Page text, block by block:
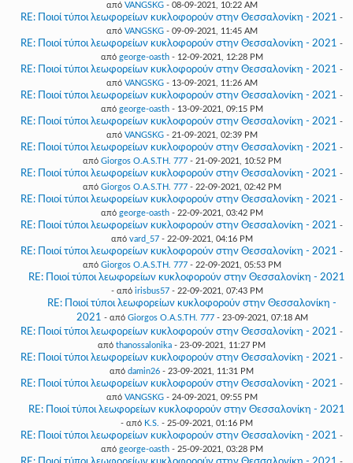
από VANGSKG- 08-09-2021, 10:22 AM
RE: Ποιοί τύποι λεωφορείων κυκλοφορούν στην Θεσσαλονίκη - 2021 -
από VANGSKG- 09-09-2021, 11:45 AM
RE: Ποιοί τύποι λεωφορείων κυκλοφορούν στην Θεσσαλονίκη - 2021 -
από george-oasth- 12-09-2021, 12:28 PM
RE: Ποιοί τύποι λεωφορείων κυκλοφορούν στην Θεσσαλονίκη - 2021 -
από VANGSKG- 13-09-2021, 11:26 AM
RE: Ποιοί τύποι λεωφορείων κυκλοφορούν στην Θεσσαλονίκη - 2021 -
από george-oasth- 13-09-2021, 09:15 PM
RE: Ποιοί τύποι λεωφορείων κυκλοφορούν στην Θεσσαλονίκη - 2021 -
από VANGSKG- 21-09-2021, 02:39 PM
RE: Ποιοί τύποι λεωφορείων κυκλοφορούν στην Θεσσαλονίκη - 2021 -
από Giorgos O.A.S.TH. 777- 21-09-2021, 10:52 PM
RE: Ποιοί τύποι λεωφορείων κυκλοφορούν στην Θεσσαλονίκη - 2021 -
από Giorgos O.A.S.TH. 777- 22-09-2021, 02:42 PM
RE: Ποιοί τύποι λεωφορείων κυκλοφορούν στην Θεσσαλονίκη - 2021 -
από george-oasth- 22-09-2021, 03:42 PM
RE: Ποιοί τύποι λεωφορείων κυκλοφορούν στην Θεσσαλονίκη - 2021 -
από vard_57- 22-09-2021, 04:16 PM
RE: Ποιοί τύποι λεωφορείων κυκλοφορούν στην Θεσσαλονίκη - 2021 -
από Giorgos O.A.S.TH. 777- 22-09-2021, 05:53 PM
RE: Ποιοί τύποι λεωφορείων κυκλοφορούν στην Θεσσαλονίκη - 2021
- από irisbus57- 22-09-2021, 07:43 PM
RE: Ποιοί τύποι λεωφορείων κυκλοφορούν στην Θεσσαλονίκη -
2021 - από Giorgos O.A.S.TH. 777- 23-09-2021, 07:18 AM
RE: Ποιοί τύποι λεωφορείων κυκλοφορούν στην Θεσσαλονίκη - 2021 -
από thanossalonika - 23-09-2021, 11:27 PM
RE: Ποιοί τύποι λεωφορείων κυκλοφορούν στην Θεσσαλονίκη - 2021 -
από damin26 - 23-09-2021, 11:31 PM
RE: Ποιοί τύποι λεωφορείων κυκλοφορούν στην Θεσσαλονίκη - 2021 -
από VANGSKG- 24-09-2021, 09:55 PM
RE: Ποιοί τύποι λεωφορείων κυκλοφορούν στην Θεσσαλονίκη - 2021
- από K.S. - 25-09-2021, 01:16 PM
RE: Ποιοί τύποι λεωφορείων κυκλοφορούν στην Θεσσαλονίκη - 2021 -
από george-oasth- 25-09-2021, 03:28 PM